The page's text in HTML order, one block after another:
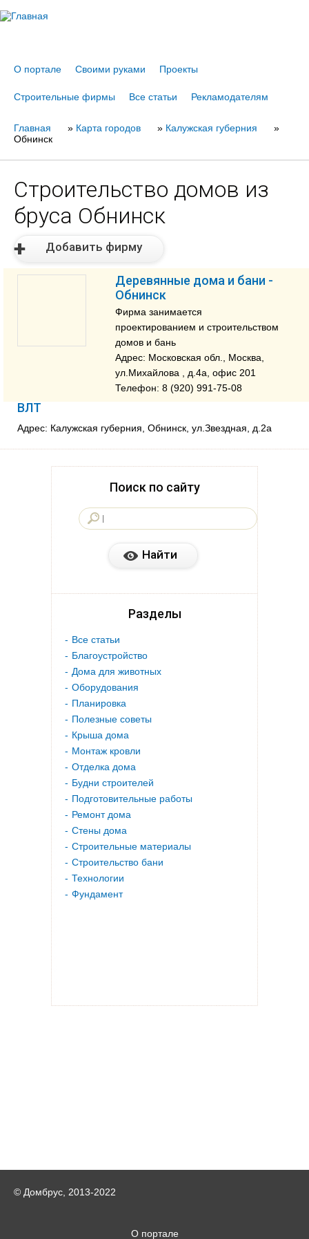
О портале Своими руками Проекты
Строительные фирмы Все статьи Рекламодателям
Вы
Главная » Карта городов » Калужская губерния
»
Обнинск
Строительство домов из
бруса Обнинск
Добавить фирму
Деревянные дома и бани -
Обнинск
Фирма занимается
проектированием и строительством
домов и бань
Адрес: Московская обл., Москва,
ул.Михайлова , д.4a, офис 201
Телефон: 8 (920) 991-75-08
ВЛТ
Адрес: Калужская губерния, Обнинск, ул.Звездная, д.2а
Поиск по сайту
Разделы
Все статьи
Благоустройство
Дома для животных
Оборудования
Планировка
Полезные советы
Крыша дома
Монтаж кровли
Отделка дома
Будни строителей
Подготовительные работы
Ремонт дома
Стены дома
Строительные материалы
Строительство бани
Технологии
Фундамент
© Домбрус, 2013-2022
О портале